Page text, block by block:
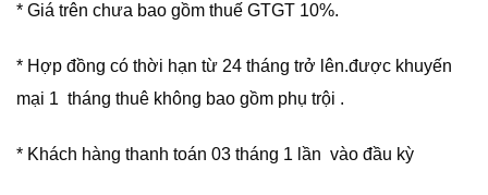
* Giá trên chưa bao gồm thuế GTGT 10%.
* Hợp đồng có thời hạn từ 24 tháng trở lên.được khuyến
mại 1 tháng thuê không bao gồm phụ trội .
* Khách hàng thanh toán 03 tháng 1 lần vào đầu kỳ